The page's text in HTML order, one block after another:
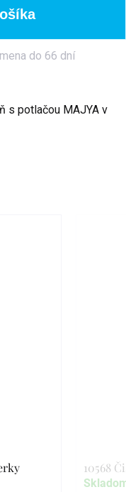
s potlačou MAJYA v
do 66 dní
10568